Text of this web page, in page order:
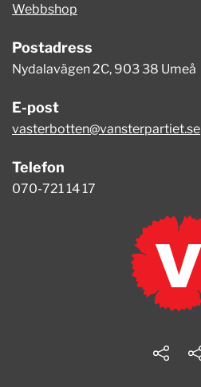
Webbshop
Postadress
Nydalavägen 2C, 903 38 Umeå
E-post
vasterbotten@vansterpartiet.se
Telefon
070-721 14 17